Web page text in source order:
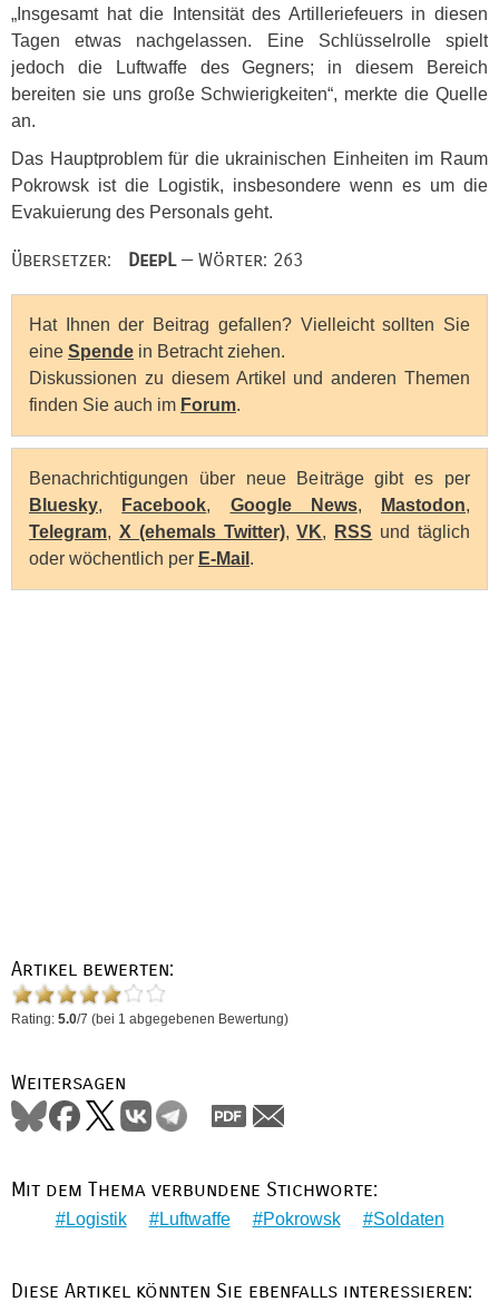
„Insgesamt hat die Intensität des Artilleriefeuers in diesen
Tagen etwas nachgelassen. Eine Schlüsselrolle spielt
jedoch die Luftwaffe des Gegners; in diesem Bereich
bereiten sie uns große Schwierigkeiten“, merkte die Quelle
an.
Das Hauptproblem für die ukrainischen Einheiten im Raum
Pokrowsk ist die Logistik, insbesondere wenn es um die
Evakuierung des Personals geht.
Übersetzer: DeepL— Wörter: 263
Hat Ihnen der Beitrag gefallen? Vielleicht sollten Sie
eine Spende in Betracht ziehen.
Diskussionen zu diesem Artikel und anderen Themen
finden Sie auch im Forum.
Benachrichtigungen über neue Beiträge gibt es per
Bluesky, Facebook, Google News, Mastodon,
Telegram, X (ehemals Twitter),VK, RSS und täglich
oder wöchentlich per E-Mail .
Artikel bewerten:
Rating: 5.0/7 (bei 1 abgegebenen Bewertung)
Weitersagen
Mit dem Thema verbundene Stichworte:
Logistik Luftwaffe Pokrowsk Soldaten
Diese Artikel könnten Sie ebenfalls interessieren: